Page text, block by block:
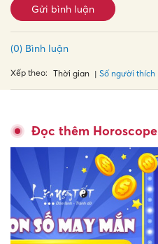
Gửi bình luận
(0) Bình luận
Xếp theo: Thời gian Số người thích
Đọc thêm Horoscope